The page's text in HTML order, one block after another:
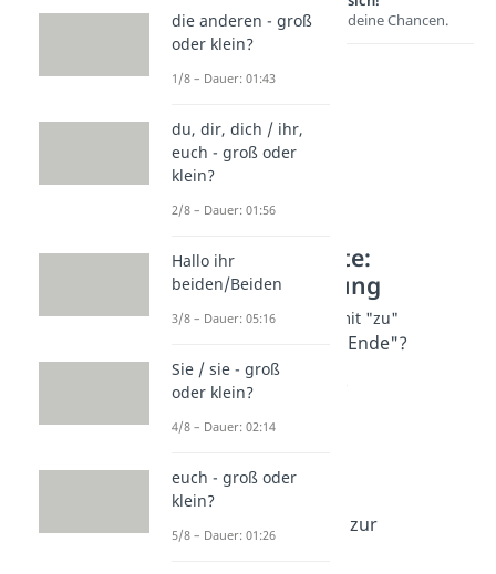
Entdecke hier deine Chancen.
Weitere Inhalte:
Rechtschreibung
Schreibung: Wörter mit "zu"
"zuende" oder "zu Ende"?
Dauer: 01:21
zurecht / zu Recht?
zuviel oder zu viel?
zurzeit / zur Zeit?
Dauer: 03:18
zu Verfügung oder zur
die anderen - groß
oder klein?
1/8 – Dauer: 01:43
du, dir, dich / ihr,
euch - groß oder
klein?
2/8 – Dauer: 01:56
Hallo ihr
beiden/Beiden
3/8 – Dauer: 05:16
Sie / sie - groß
oder klein?
4/8 – Dauer: 02:14
euch - groß oder
klein?
5/8 – Dauer: 01:26